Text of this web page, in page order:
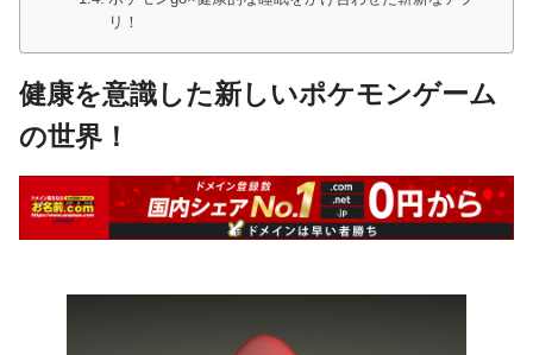
リ！
健康を意識した新しいポケモンゲーム
の世界！